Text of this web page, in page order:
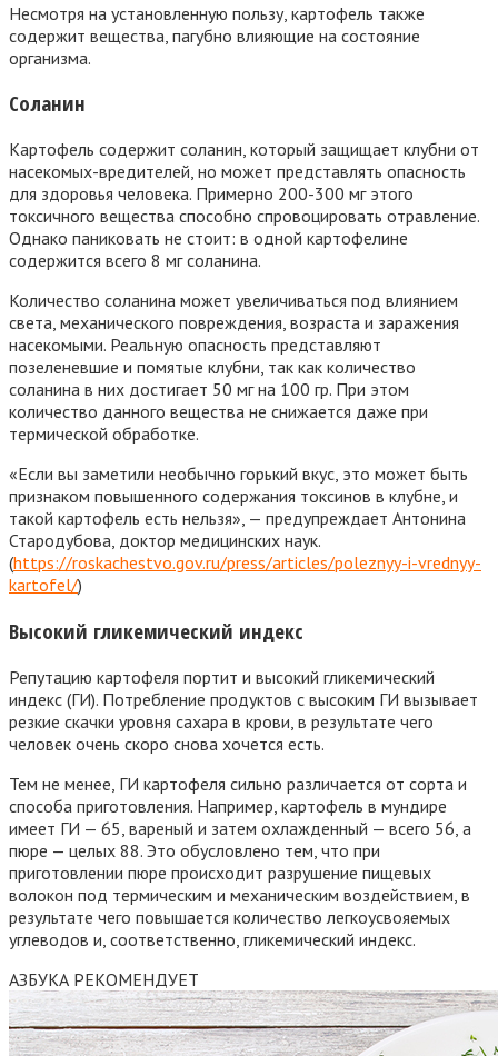
Несмотря на установленную пользу, картофель также
содержит вещества, пагубно влияющие на состояние
организма.
Соланин
Картофель содержит соланин, который защищает клубни от
насекомых-вредителей, но может представлять опасность
для здоровья человека. Примерно 200-300 мг этого
токсичного вещества способно спровоцировать отравление.
Однако паниковать не стоит: в одной картофелине
содержится всего 8 мг соланина.
Количество соланина может увеличиваться под влиянием
света, механического повреждения, возраста и заражения
насекомыми. Реальную опасность представляют
позеленевшие и помятые клубни, так как количество
соланина в них достигает 50 мг на 100 гр. При этом
количество данного вещества не снижается даже при
термической обработке.
«Если вы заметили необычно горький вкус, это может быть
признаком повышенного содержания токсинов в клубне, и
такой картофель есть нельзя», — предупреждает Антонина
Стародубова, доктор медицинских наук.
(https://roskachestvo.gov.ru/press/articles/poleznyy-i-vrednyy-
kartofel/)
Высокий гликемический индекс
Репутацию картофеля портит и высокий гликемический
индекс (ГИ). Потребление продуктов с высоким ГИ вызывает
резкие скачки уровня сахара в крови, в результате чего
человек очень скоро снова хочется есть.
Тем не менее, ГИ картофеля сильно различается от сорта и
способа приготовления. Например, картофель в мундире
имеет ГИ — 65, вареный и затем охлажденный — всего 56, а
пюре — целых 88. Это обусловлено тем, что при
приготовлении пюре происходит разрушение пищевых
волокон под термическим и механическим воздействием, в
результате чего повышается количество легкоусвояемых
углеводов и, соответственно, гликемический индекс.
АЗБУКА РЕКОМЕНДУЕТ